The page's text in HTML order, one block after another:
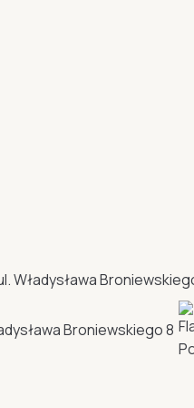
Władysława
Broniewskiego 8